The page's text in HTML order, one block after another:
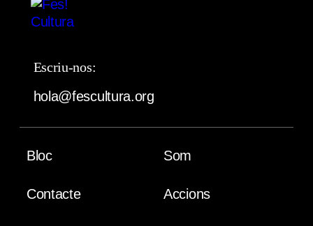
Som
Accions
Bloc
Contacte
Escriu-nos:
hola@fescultura.org